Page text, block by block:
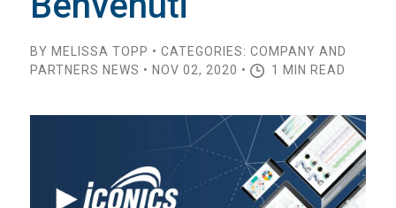
BY MELISSA TOPP • CATEGORIES: COMPANY AND
PARTNERS NEWS • NOV 02, 2020 •
1 MIN READ